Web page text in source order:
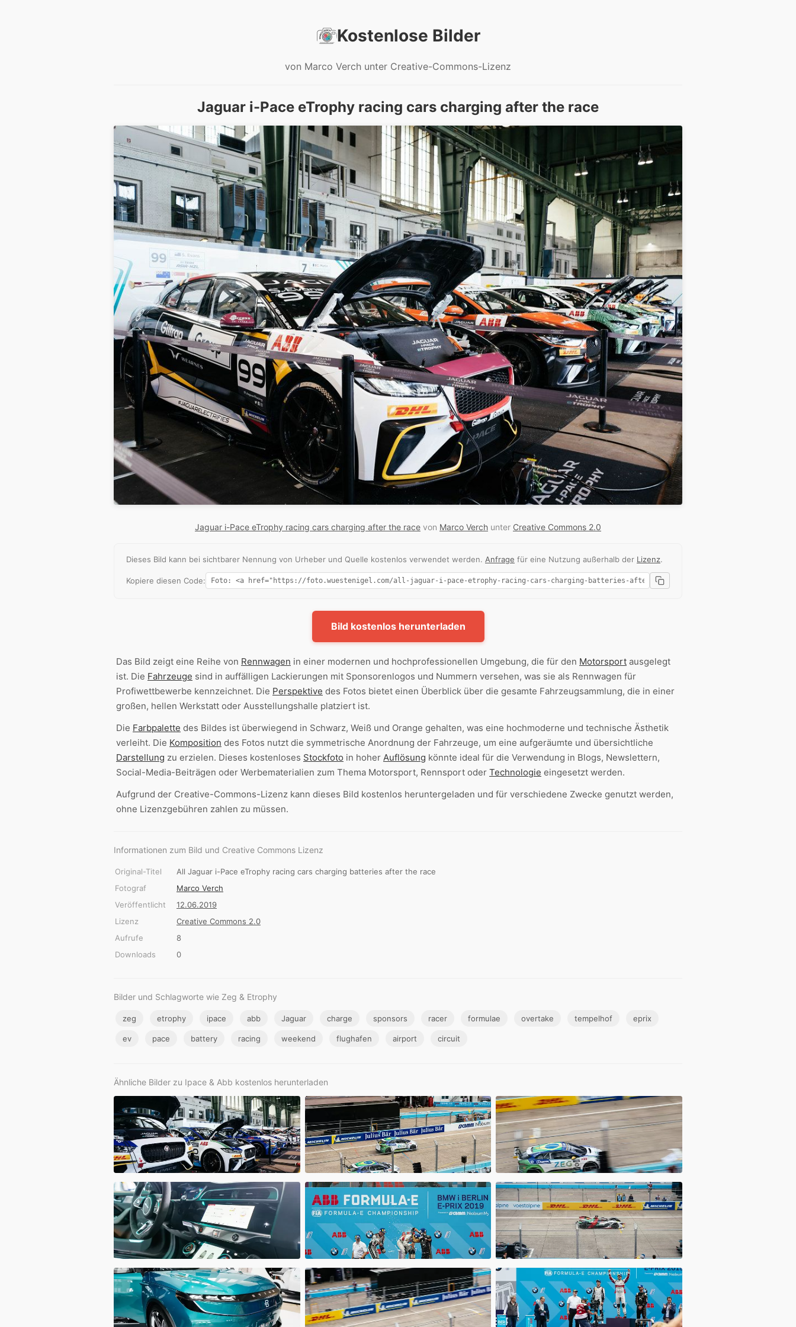
Kostenlose Bilder
von Marco Verch unter Creative-Commons-Lizenz
Jaguar i-Pace eTrophy racing cars charging after the race
Jaguar i-Pace eTrophy racing cars charging after the race von Marco Verch unter Creative Commons 2.0
Dieses Bild kann bei sichtbarer Nennung von Urheber und Quelle kostenlos verwendet werden. Anfrage für eine Nutzung außerhalb der Lizenz.
Kopiere diesen Code:
Bild kostenlos herunterladen
Das Bild zeigt eine Reihe von Rennwagen in einer modernen und hochprofessionellen Umgebung, die für den Motorsport ausgelegt
ist. Die Fahrzeuge sind in auffälligen Lackierungen mit Sponsorenlogos und Nummern versehen, was sie als Rennwagen für
Profiwettbewerbe kennzeichnet. Die Perspektive des Fotos bietet einen Überblick über die gesamte Fahrzeugsammlung, die in einer
großen, hellen Werkstatt oder Ausstellungshalle platziert ist.
Die Farbpalette des Bildes ist überwiegend in Schwarz, Weiß und Orange gehalten, was eine hochmoderne und technische Ästhetik
verleiht. Die Komposition des Fotos nutzt die symmetrische Anordnung der Fahrzeuge, um eine aufgeräumte und übersichtliche
Darstellung zu erzielen. Dieses kostenloses Stockfoto in hoher Auflösung könnte ideal für die Verwendung in Blogs, Newslettern,
Social-Media-Beiträgen oder Werbematerialien zum Thema Motorsport, Rennsport oder Technologie eingesetzt werden.
Aufgrund der Creative-Commons-Lizenz kann dieses Bild kostenlos heruntergeladen und für verschiedene Zwecke genutzt werden,
ohne Lizenzgebühren zahlen zu müssen.
Informationen zum Bild und Creative Commons Lizenz
Original-Titel
All Jaguar i-Pace eTrophy racing cars charging batteries after the race
Fotograf
Marco Verch
Veröffentlicht
12.06.2019
Lizenz
Creative Commons 2.0
Aufrufe
8
Downloads
0
Bilder und Schlagworte wie Zeg & Etrophy
zeg etrophy ipace abb Jaguar charge sponsors racer formulae overtake tempelhof eprix
ev pace battery racing weekend flughafen airport circuit
Ähnliche Bilder zu Ipace & Abb kostenlos herunterladen